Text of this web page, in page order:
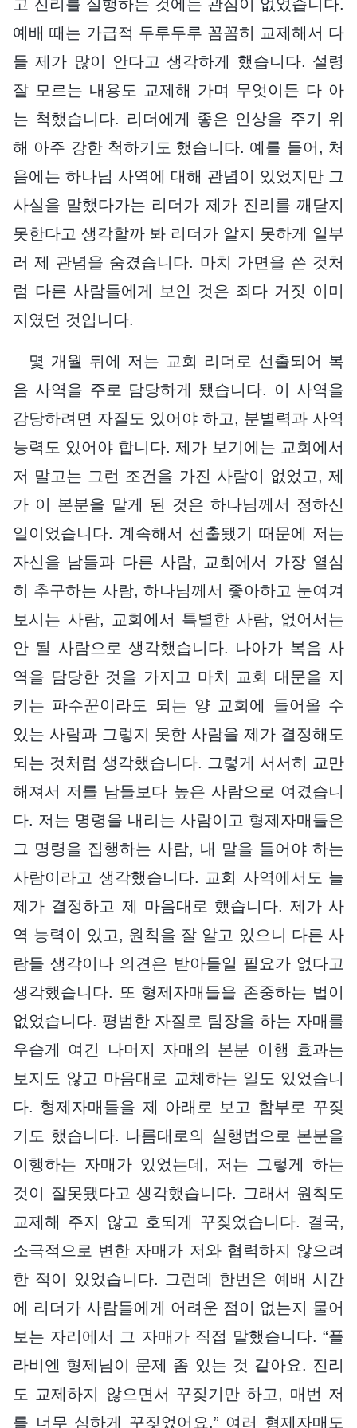
고 진리를 실행하는 것에는 관심이 없었습니다.
예배 때는 가급적 두루두루 꼼꼼히 교제해서 다
들 제가 많이 안다고 생각하게 했습니다. 설령
잘 모르는 내용도 교제해 가며 무엇이든 다 아
는 척했습니다. 리더에게 좋은 인상을 주기 위
해 아주 강한 척하기도 했습니다. 예를 들어, 처
음에는 하나님 사역에 대해 관념이 있었지만 그
사실을 말했다가는 리더가 제가 진리를 깨닫지
못한다고 생각할까 봐 리더가 알지 못하게 일부
러 제 관념을 숨겼습니다. 마치 가면을 쓴 것처
럼 다른 사람들에게 보인 것은 죄다 거짓 이미
지였던 것입니다.
몇 개월 뒤에 저는 교회 리더로 선출되어 복
음 사역을 주로 담당하게 됐습니다. 이 사역을
감당하려면 자질도 있어야 하고, 분별력과 사역
능력도 있어야 합니다. 제가 보기에는 교회에서
저 말고는 그런 조건을 가진 사람이 없었고, 제
가 이 본분을 맡게 된 것은 하나님께서 정하신
일이었습니다. 계속해서 선출됐기 때문에 저는
자신을 남들과 다른 사람, 교회에서 가장 열심
히 추구하는 사람, 하나님께서 좋아하고 눈여겨
보시는 사람, 교회에서 특별한 사람, 없어서는
안 될 사람으로 생각했습니다. 나아가 복음 사
역을 담당한 것을 가지고 마치 교회 대문을 지
키는 파수꾼이라도 되는 양 교회에 들어올 수
있는 사람과 그렇지 못한 사람을 제가 결정해도
되는 것처럼 생각했습니다. 그렇게 서서히 교만
해져서 저를 남들보다 높은 사람으로 여겼습니
다. 저는 명령을 내리는 사람이고 형제자매들은
그 명령을 집행하는 사람, 내 말을 들어야 하는
사람이라고 생각했습니다. 교회 사역에서도 늘
제가 결정하고 제 마음대로 했습니다. 제가 사
역 능력이 있고, 원칙을 잘 알고 있으니 다른 사
람들 생각이나 의견은 받아들일 필요가 없다고
생각했습니다. 또 형제자매들을 존중하는 법이
없었습니다. 평범한 자질로 팀장을 하는 자매를
우습게 여긴 나머지 자매의 본분 이행 효과는
보지도 않고 마음대로 교체하는 일도 있었습니
다. 형제자매들을 제 아래로 보고 함부로 꾸짖
기도 했습니다. 나름대로의 실행법으로 본분을
이행하는 자매가 있었는데, 저는 그렇게 하는
것이 잘못됐다고 생각했습니다. 그래서 원칙도
교제해 주지 않고 호되게 꾸짖었습니다. 결국,
소극적으로 변한 자매가 저와 협력하지 않으려
한 적이 있었습니다. 그런데 한번은 예배 시간
에 리더가 사람들에게 어려운 점이 없는지 물어
보는 자리에서 그 자매가 직접 말했습니다. “플
라비엔 형제님이 문제 좀 있는 것 같아요. 진리
도 교제하지 않으면서 꾸짖기만 하고, 매번 저
를 너무 심하게 꾸짖었어요.” 여러 형제자매도